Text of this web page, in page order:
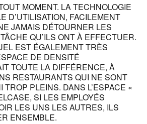
MOMENT. LA TECHNOLOGIE
D’UTILISATION, FACILEMENT
JAMAIS DÉTOURNER LES
QU’ILS ONT À EFFECTUER.
EST ÉGALEMENT TRÈS
DE DENSITÉ
TOUTE LA DIFFÉRENCE, À
RESTAURANTS QUI NE SONT
TROP PLEINS. DANS L’ESPACE «
SI LES EMPLOYÉS
LES UNS LES AUTRES, ILS
ENSEMBLE.